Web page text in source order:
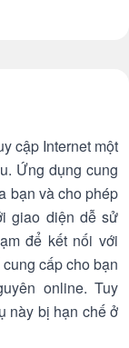
cập Internet một
Ứng dụng cung
bạn và cho phép
giao diện dễ sử
để kết nối với
cấp cho bạn
online. Tuy
này bị hạn chế ở